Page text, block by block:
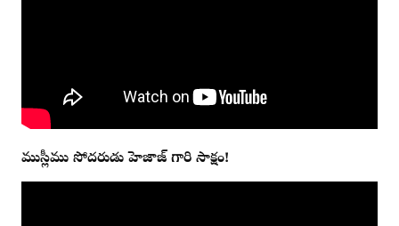
ముస్లీము సోదరుడు హెజాజ్ గారి సాక్షం!